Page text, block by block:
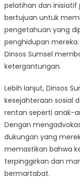
pelatihan dan
bertujuan untuk
pengetahuan yang
penghidupan
Dinsos Sumsel
ketergantungan.
Lebih lanjut, Dinsos
kesejahteraan sosial
rentan seperti anak-
Dengan
dukungan yang
memastikan bahwa
terpinggirkan dan
bermartabat.